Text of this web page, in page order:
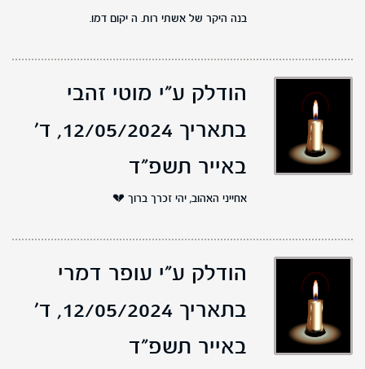
בנה היקר של אשתי רות. ה יקום דמו.
הודלק ע"י מוטי זהבי
בתאריך 12/05/2024,
ד'
באייר תשפ"ד
אחייני האהוב, יהי זכרך ברוך 💔
הודלק ע"י עופר דמרי
בתאריך 12/05/2024,
ד'
באייר תשפ"ד